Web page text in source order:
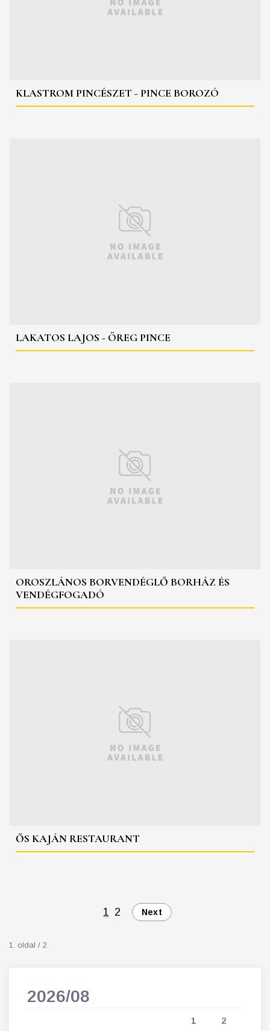
KLASTROM PINCÉSZET - PINCE BOROZÓ
LAKATOS LAJOS - ÖREG PINCE
OROSZLÁNOS BORVENDÉGLŐ BORHÁZ ÉS
VENDÉGFOGADÓ
ŐS KAJÁN RESTAURANT
1 2 Next
1. oldal / 2
2026/08
1 2